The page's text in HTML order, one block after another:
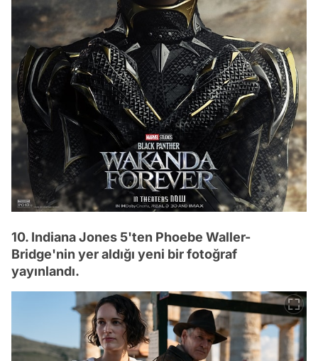
10. Indiana Jones 5'ten Phoebe Waller-
Bridge'nin yer aldığı yeni bir fotoğraf
yayınlandı.